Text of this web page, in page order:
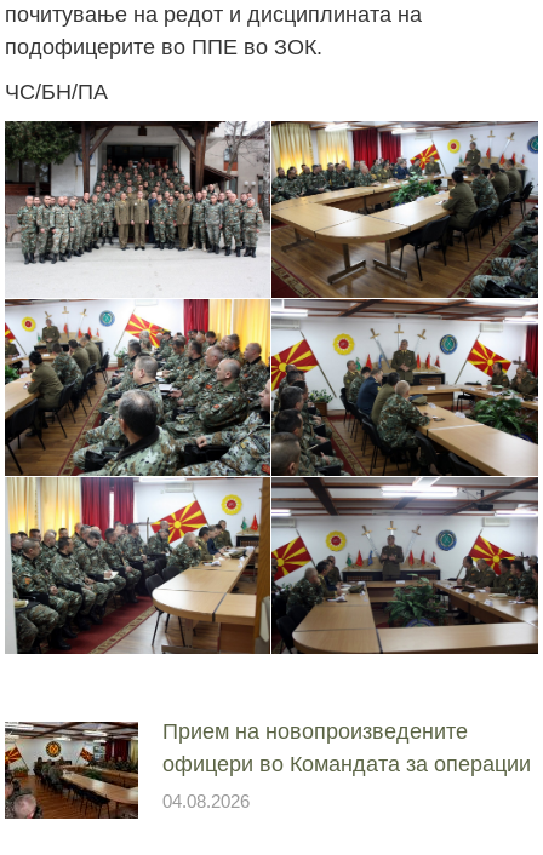
почитување на редот и дисциплината на
подофицерите во ППЕ во ЗОК.
ЧС/БН/ПА
Прием на новопроизведените
офицери во Командата за операции
04.08.2026